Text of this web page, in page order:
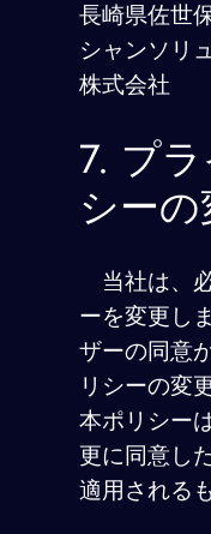
長崎県佐世
シャンソリ
株式会社
7. プ
シー
当社は、
ーを変更し
ザーの同意
リシーの変
本ポリシー
更に同意し
適用される